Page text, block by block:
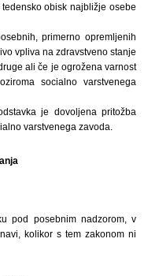
obisk najbližje osebe
primerno opremljenih
vpliva na zdravstveno stanje
ali če je ogrožena varnost
socialno varstvenega
je dovoljena pritožba
varstvenega zavoda.
pod posebnim nadzorom, v
kolikor s tem zakonom ni